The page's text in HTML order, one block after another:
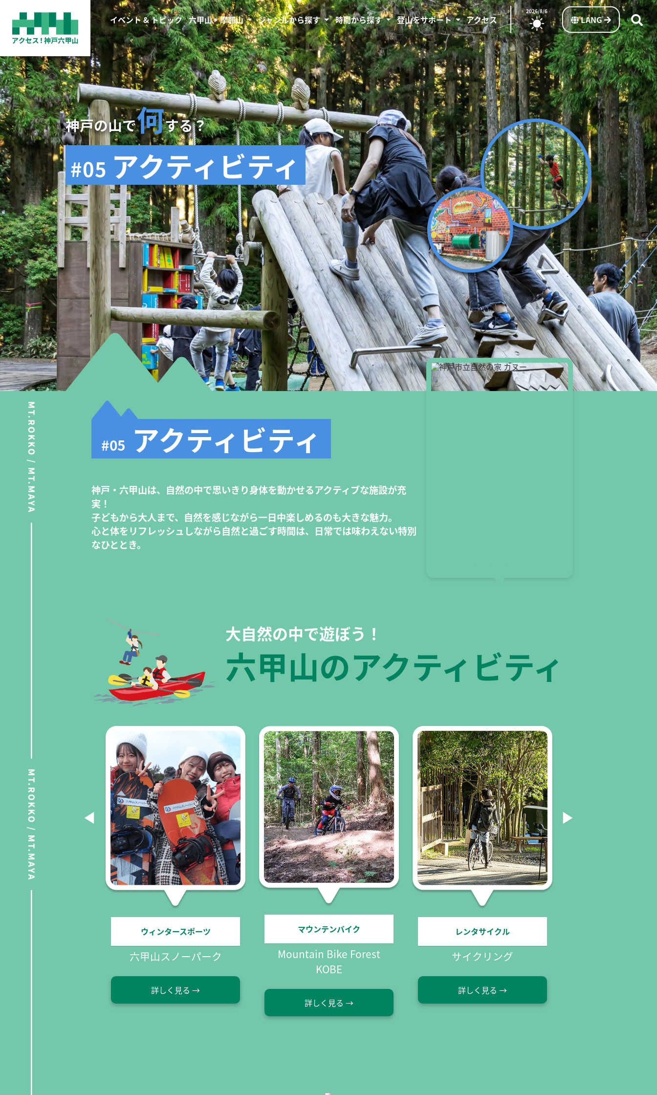
イベント & トピック(current)
六甲山・摩耶山 ジャンルから探す 時間から探す 登山をサポート アクセス
2026/8/6
LANG
神戸の山で何する？
#05 アクティビティ
#05 アクティビティ
神戸・六甲山は、自然の中で思いきり身体を動かせるアクティブな施設が充
実！
子どもから大人まで、自然を感じながら一日中楽しめるのも大きな魅力。
心と体をリフレッシュしながら自然と過ごす時間は、日常では味わえない特別
なひととき。
大自然の中で遊ぼう！
六甲山のアクティビティ
マウンテンバイク
Mountain Bike Forest
詳しく見る →
レンタサイクル
サイクリング
詳しく見る →
ジップスライド
GREENIA
詳しく見る →